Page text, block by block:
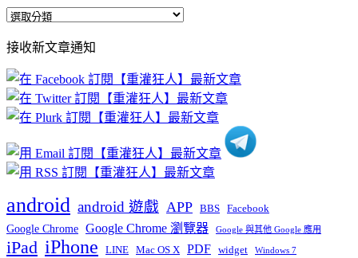
全
文
章
分
類
接收新文章通知
android android 遊戲 APP BBS Facebook
Google Chrome Google Chrome 瀏覽器 Google 與其他 Google 應用
iPad iPhone LINE Mac OS X PDF widget Windows 7